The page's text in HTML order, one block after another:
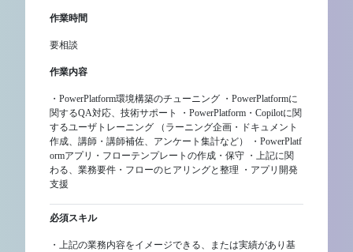
作業時間
要相談
作業内容
・PowerPlatform環境構築のチューニング ・PowerPlatformに
関するQA対応、技術サポート ・PowerPlatform・Copilotに関
するユーザトレーニング （ラーニング企画・ドキュメント
作成、講師・講師補佐、アンケート集計など） ・PowerPlatf
ormアプリ・フローテンプレートの作成・保守 ・上記に関
わる、業務要件・フローのヒアリングと整理 ・アプリ開発
支援
必須スキル
・上記の業務内容をイメージできる、または実績があり基